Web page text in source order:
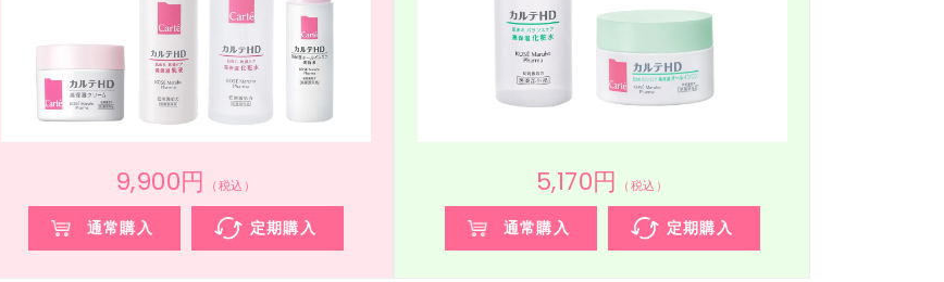
9,900円 （税込）
通常購入 定期購入
5,170円 （税込）
通常購入 定期購入